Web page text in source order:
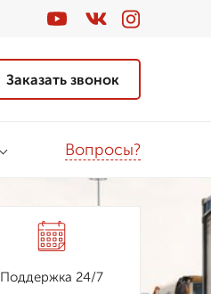
Заказать звонок
Вопросы?
Поддержка 24/7